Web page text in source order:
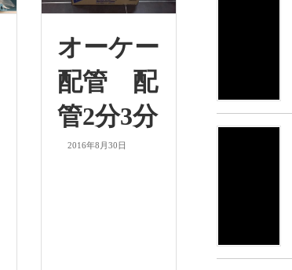
オーケー
配管 配
管2分3分
2016年8月30日